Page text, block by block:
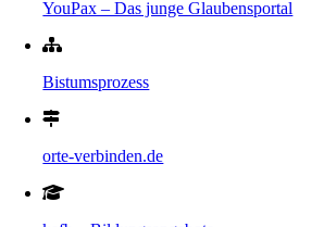
YouPax – Das junge Glaubensportal
Bistumsprozess
orte-verbinden.de